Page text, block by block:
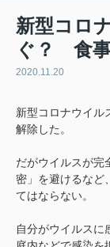
新型コロ
ぐ？ 食
2020.11.20
新型コロナウイル
解除した。
だがウイルスが完
密」を避けるなど
てはならない。
自分がウイルスに